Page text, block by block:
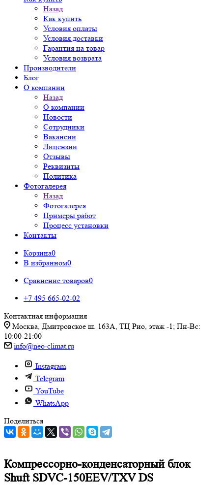
Назад
Как купить
Условия оплаты
Условия доставки
Гарантия на товар
Условия возврата
Производители
Блог
О компании
Назад
О компании
Новости
Сотрудники
Вакансии
Лицензии
Отзывы
Реквизиты
Политика
Фотогалерея
Назад
Фотогалерея
Примеры работ
Процесс установки
Контакты
Корзина0
В избранном0
Сравнение товаров0
+7 495 665-02-02
Контактная информация
Москва, Дмитровское ш. 163А, ТЦ Рио, этаж -1; Пн-Вс:
10:00-21:00
info@neo-climat.ru
Instagram
Telegram
YouTube
WhatsApp
Поделиться
Компрессорно-конденсаторный блок
Shuft SDVC-150EEV/TXV DS